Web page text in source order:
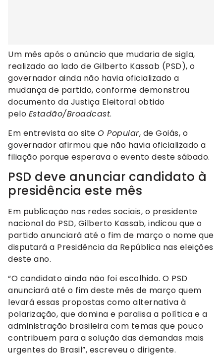
Um mês após o anúncio que mudaria de sigla,
realizado ao lado de Gilberto Kassab (PSD), o
governador ainda não havia oficializado a
mudança de partido, conforme demonstrou
documento da Justiça Eleitoral obtido
pelo Estadão/Broadcast.
Em entrevista ao site O Popular, de Goiás, o
governador afirmou que não havia oficializado a
filiação porque esperava o evento deste sábado.
PSD deve anunciar candidato à
presidência este mês
Em publicação nas redes sociais, o presidente
nacional do PSD, Gilberto Kassab, indicou que o
partido anunciará até o fim de março o nome que
disputará a Presidência da República nas eleições
deste ano.
“O candidato ainda não foi escolhido. O PSD
anunciará até o fim deste mês de março quem
levará essas propostas como alternativa à
polarização, que domina e paralisa a política e a
administração brasileira com temas que pouco
contribuem para a solução das demandas mais
urgentes do Brasil”, escreveu o dirigente.